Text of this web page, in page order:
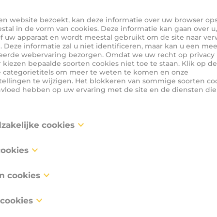
website bezoekt, kan deze informatie over uw browser
in de vorm van cookies. Deze informatie kan gaan over
uw apparaat en wordt meestal gebruikt om de site naar
Deze informatie zal u niet identificeren, maar kan u een
webervaring bezorgen. Omdat we uw recht op privacy
kiezen bepaalde soorten cookies niet toe te staan. Klik op de
categorietitels om meer te weten te komen en onze
te wijzigen. Het blokkeren van sommige soorten
hebben op uw ervaring met de site en de diensten
cookies
zijn noodzakelijk voor het functioneren van de website en
worden in onze systemen. Deze worden meestal alleen
van uw privacy voorkeuren, inloggen of het invullen
zo instellen dat u op de hoogte wordt gebracht over
cookies slaan geen persoonlijk identificeerbare informatie op.
ook gekend als “functionaliteitscookies”, stellen een
u in het verleden heeft gemaakt te onthouden, zoals welke
zijn, zodat u automatisch kan inloggen.
cookies
ook gekend als “prestatiecookies”, verzamelen
gebruikt, zoals welke pagina’s u heeft bezocht en op welke